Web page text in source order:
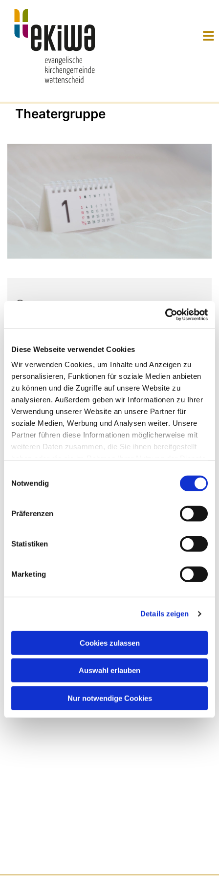
Diese Webseite verwendet Cookies
Wir verwenden Cookies, um Inhalte und Anzeigen zu
personalisieren, Funktionen für soziale Medien anbieten
zu können und die Zugriffe auf unsere Website zu
analysieren. Außerdem geben wir Informationen zu Ihrer
Verwendung unserer Website an unsere Partner für
soziale Medien, Werbung und Analysen weiter. Unsere
Partner führen diese Informationen möglicherweise mit
weiteren Daten zusammen, die Sie ihnen bereitgestellt
Notwendig
Präferenzen
Statistiken
Marketing
Details zeigen
Cookies zulassen
Auswahl erlauben
Nur notwendige Cookies
Theatergruppe
Montag, 3. August 2026, 20:00 Uhr
Wichernhaus, Parkallee 20, 44866
Bochum
interessieren